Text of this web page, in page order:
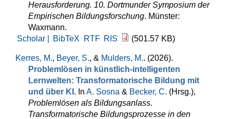
Herausforderung. 10. Dortmunder Symposium der
Empirischen Bildungsforschung. Münster:
Waxmann.
Scholar |
BibTeX RTF RIS (501.57 KB)
Kerres, M., Beyer, S., & Mulders, M.. (2026).
Problemlösen in künstlich-intelligenten
Lernwelten: Transformatorische Bildung mit
und über KI . In A. Sosna & Becker, C. (Hrsg.),
Problemlösen als Bildungsanlass.
Transformatorische Bildungsprozesse in den